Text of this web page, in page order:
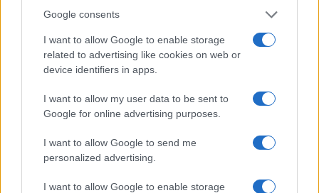
Google consents
I want to allow Google to enable storage
related to advertising like cookies on web or
device identifiers in apps.
I want to allow my user data to be sent to
Google for online advertising purposes.
I want to allow Google to send me
personalized advertising.
I want to allow Google to enable storage
szabályzatot!